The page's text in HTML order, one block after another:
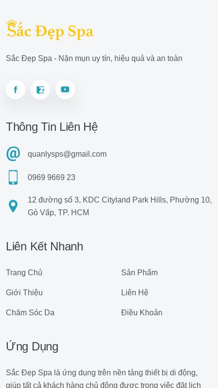
Sắc Đẹp Spa - Nặn mụn uy tín, hiệu quả và an toàn
Thông Tin Liên Hệ
quanlysps@gmail.com
0969 9669 23
12 đường số 3, KDC Cityland Park Hills, Phường 10,
Gò Vấp, TP. HCM
Liên Kết Nhanh
Trang Chủ
Giới Thiệu
Chăm Sóc Da
Sản Phẩm
Liên Hệ
Điều Khoản
Ứng Dụng
Sắc Đẹp Spa là ứng dụng trên nền tảng thiết bị di động,
giúp tất cả khách hàng chủ động được trong việc đặt lịch